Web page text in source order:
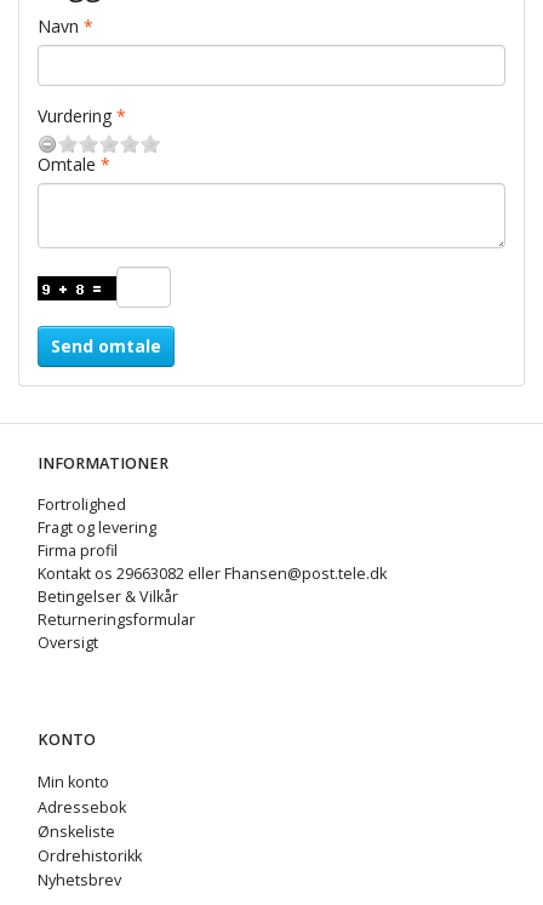
Navn
Vurdering
Omtale
Send omtale
INFORMATIONER
Fortrolighed
Fragt og levering
Firma profil
Kontakt os 29663082 eller Fhansen@post.tele.dk
Betingelser & Vilkår
Returneringsformular
Oversigt
KONTO
Min konto
Adressebok
Ønskeliste
Ordrehistorikk
Nyhetsbrev